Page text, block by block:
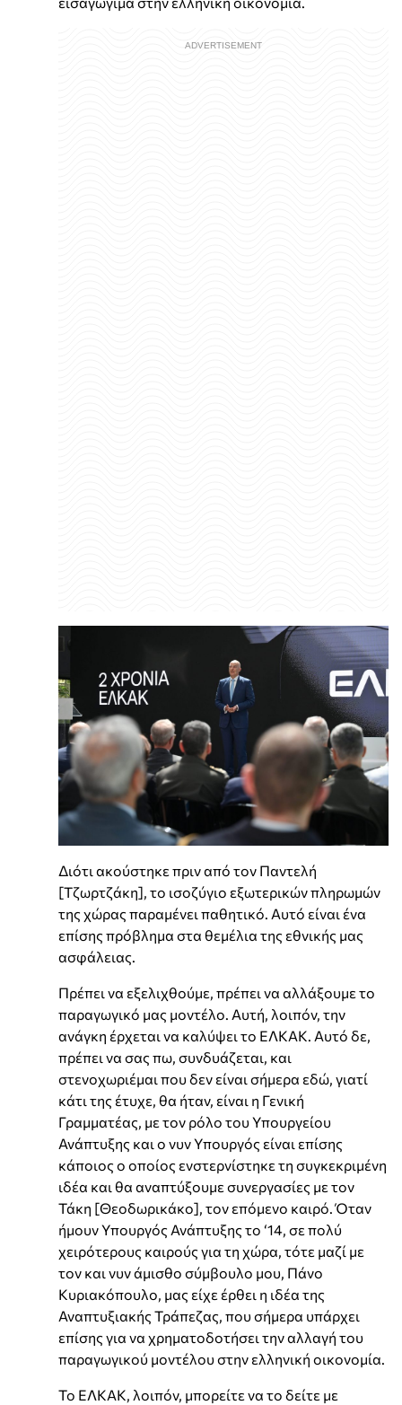
Διότι ακούστηκε πριν από τον Παντελή
[Τζωρτζάκη], το ισοζύγιο εξωτερικών πληρωμών
της χώρας παραμένει παθητικό. Αυτό είναι ένα
επίσης πρόβλημα στα θεμέλια της εθνικής μας
ασφάλειας.
Πρέπει να εξελιχθούμε, πρέπει να αλλάξουμε το
παραγωγικό μας μοντέλο. Αυτή, λοιπόν, την
ανάγκη έρχεται να καλύψει το ΕΛΚΑΚ. Αυτό δε,
πρέπει να σας πω, συνδυάζεται, και
στενοχωριέμαι που δεν είναι σήμερα εδώ, γιατί
κάτι της έτυχε, θα ήταν, είναι η Γενική
Γραμματέας, με τον ρόλο του Υπουργείου
Ανάπτυξης και ο νυν Υπουργός είναι επίσης
κάποιος ο οποίος ενστερνίστηκε τη συγκεκριμένη
ιδέα και θα αναπτύξουμε συνεργασίες με τον
Τάκη [Θεοδωρικάκο], τον επόμενο καιρό. Όταν
ήμουν Υπουργός Ανάπτυξης το ‘14, σε πολύ
χειρότερους καιρούς για τη χώρα, τότε μαζί με
τον και νυν άμισθο σύμβουλο μου, Πάνο
Κυριακόπουλο, μας είχε έρθει η ιδέα της
Αναπτυξιακής Τράπεζας, που σήμερα υπάρχει
επίσης για να χρηματοδοτήσει την αλλαγή του
παραγωγικού μοντέλου στην ελληνική οικονομία.
Το ΕΛΚΑΚ, λοιπόν, μπορείτε να το δείτε με